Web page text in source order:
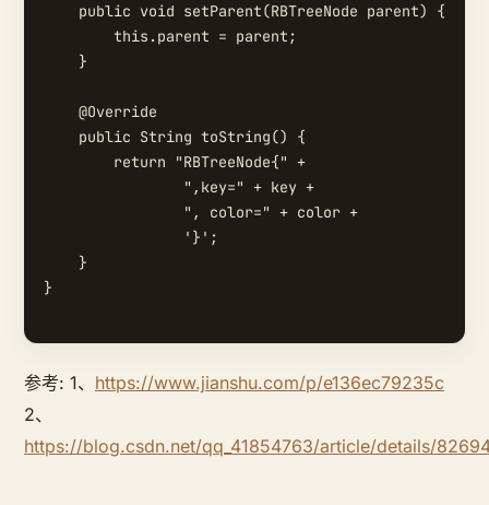
    public void setParent(RBTreeNode parent) {
        this.parent = parent;
    }
    @Override
    public String toString() {
        return "RBTreeNode{" +
                ",key=" + key +
                ", color=" + color +
                '}';
    }
}
参考: 1、 https://www.jianshu.com/p/e136ec79235c
2、
https://blog.csdn.net/qq_41854763/article/details/